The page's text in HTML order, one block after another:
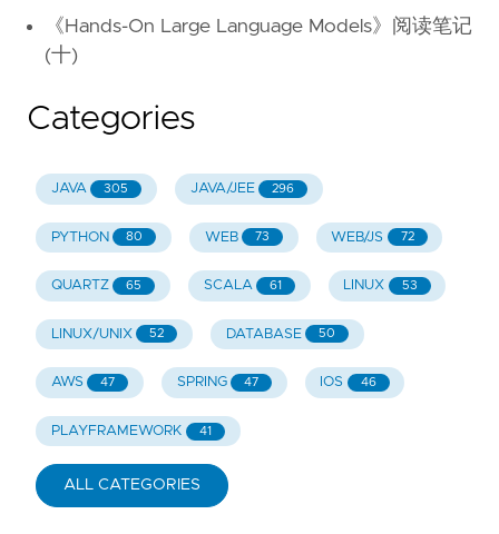
《Hands-On Large Language Models》阅读笔记
(十)
Categories
JAVA 305 JAVA/JEE 296
PYTHON 80 WEB 73 WEB/JS 72
QUARTZ 65 SCALA 61 LINUX 53
LINUX/UNIX 52 DATABASE 50
AWS 47 SPRING 47 IOS 46
PLAYFRAMEWORK 41
ALL CATEGORIES